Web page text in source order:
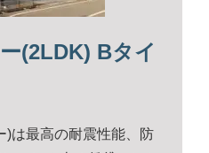
(2LDK) Bタイ
)は最高の耐震性能、防